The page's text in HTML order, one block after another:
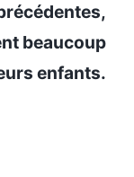
beaucoup
enfants.